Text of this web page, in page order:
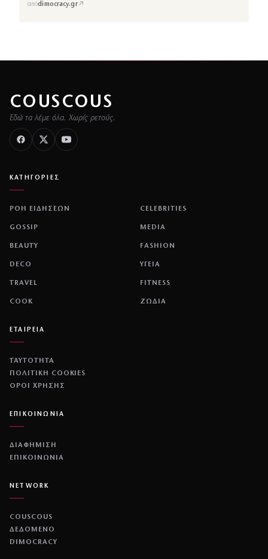
απόdimocracy.gr↗
COUSCOUS
Εδώ τα λέμε όλα. Χωρίς ρετούς.
ΚΑΤΗΓΟΡΙΕΣ
ΡΟΗ ΕΙΔΗΣΕΩΝ CELEBRITIES
GOSSIP MEDIA
BEAUTY FASHION
DECO ΥΓΕΙΑ
TRAVEL FITNESS
COOK ΖΩΔΙΑ
ΕΤΑΙΡΕΙΑ
ΤΑΥΤΟΤΗΤΑ
ΠΟΛΙΤΙΚΉ COOKIES
ΌΡΟΙ ΧΡΉΣΗΣ
ΕΠΙΚΟΙΝΩΝΙΑ
ΔΙΑΦΗΜΙΣΗ
ΕΠΙΚΟΙΝΩΝΙΑ
NETWORK
COUSCOUS
ΔΕΔΟΜΕΝΟ
DIMOCRACY